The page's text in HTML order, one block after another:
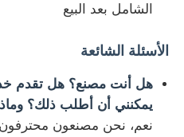
الشامل بعد البيع
الأسئلة الشائعة
هل أنت مصنع؟ هل تقدم
يمكنني أن أطلب ذلك؟
نعم، نحن مصنعون